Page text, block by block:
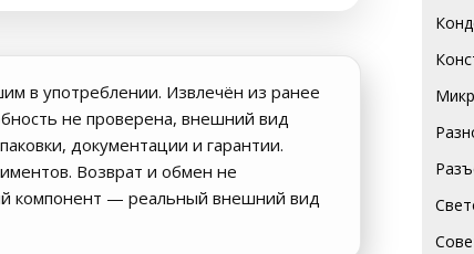
в употреблении. Извлечён из ранее
не проверена, внешний вид
документации и гарантии.
Возврат и обмен не
компонент — реальный внешний вид